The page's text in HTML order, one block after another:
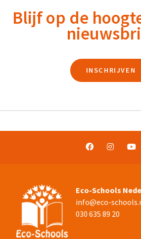
Blijf op de
INSCHRIJVEN
Eco-Schools
info@eco-
030 635 89 20